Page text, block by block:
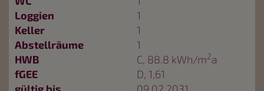
Loggien
1
Keller
1
Abstellräume
1
HWB
C, 88.8 kWh/m2a
fGEE
D, 1,61